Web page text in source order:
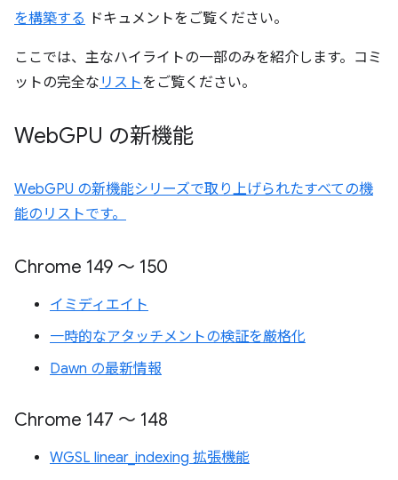
を構築する ドキュメントをご覧ください。
ここでは、主なハイライトの一部のみを紹介します。コミ
ットの完全な リストをご覧ください。
WebGPU の新機能
WebGPU の新機能シリーズで取り上げられたすべての機
能のリストです。
Chrome 149 ～ 150
イミディエイト
一時的なアタッチメントの検証を厳格化
Dawn の最新情報
Chrome 147 ～ 148
WGSL linear_indexing 拡張機能